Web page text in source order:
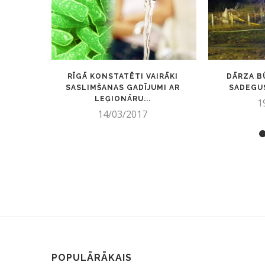
RĪGĀ KONSTATĒTI VAIRĀKI
SASLIMŠANAS GADĪJUMI AR
LEĢIONĀRU...
14/03/2017
DĀRZA
POPULĀRĀKAIS